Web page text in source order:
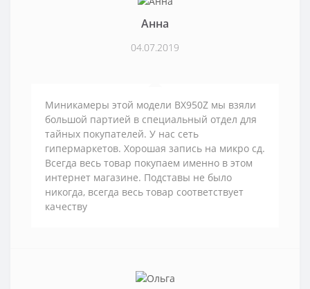
Анна
04.07.2019
Миникамеры этой модели BX950Z мы взяли
большой партией в специальный отдел для
тайных покупателей. У нас сеть
гипермаркетов. Хорошая запись на микро сд.
Всегда весь товар покупаем именно в этом
интернет магазине. Подставы не было
никогда, всегда весь товар соответствует
качеству